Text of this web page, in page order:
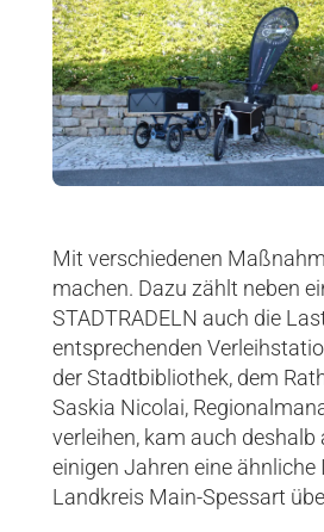
Mit verschiedenen
machen. Dazu zählt neben
STADTRADELN auch die
entsprechenden
der Stadtbibliothek, dem
Saskia Nicolai,
verleihen, kam auch
einigen Jahren eine
Landkreis Main-Spessart